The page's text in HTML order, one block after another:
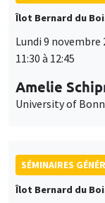
Îlot Bernard du
Lundi 9 novembre
11:30 à 12:45
Amelie
University of Bonn
SÉMINAIRES
Îlot Bernard du